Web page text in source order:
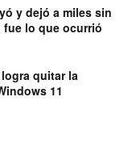
y dejó a miles sin
lo que ocurrió
quitar la
11